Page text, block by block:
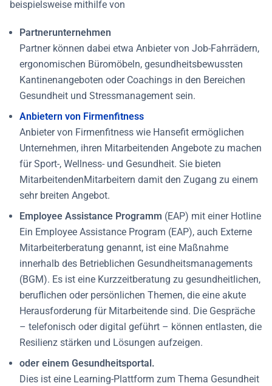
beispielsweise mithilfe von
Partnerunternehmen
Partner können dabei etwa Anbieter von Job-Fahrrädern,
ergonomischen Büromöbeln, gesundheitsbewussten
Kantinenangeboten oder Coachings in den Bereichen
Gesundheit und Stressmanagement sein.
Anbietern von Firmenfitness
Anbieter von Firmenfitness wie Hansefit ermöglichen
Unternehmen, ihren Mitarbeitenden Angebote zu machen
für Sport-, Wellness- und Gesundheit. Sie bieten
MitarbeitendenMitarbeitern damit den Zugang zu einem
sehr breiten Angebot.
Employee Assistance Programm (EAP) mit einer Hotline
Ein Employee Assistance Program (EAP), auch Externe
Mitarbeiterberatung genannt, ist eine Maßnahme
innerhalb des Betrieblichen Gesundheitsmanagements
(BGM). Es ist eine Kurzzeitberatung zu gesundheitlichen,
beruflichen oder persönlichen Themen, die eine akute
Herausforderung für Mitarbeitende sind. Die Gespräche
– telefonisch oder digital geführt – können entlasten, die
Resilienz stärken und Lösungen aufzeigen.
oder einem Gesundheitsportal.
Dies ist eine Learning-Plattform zum Thema Gesundheit